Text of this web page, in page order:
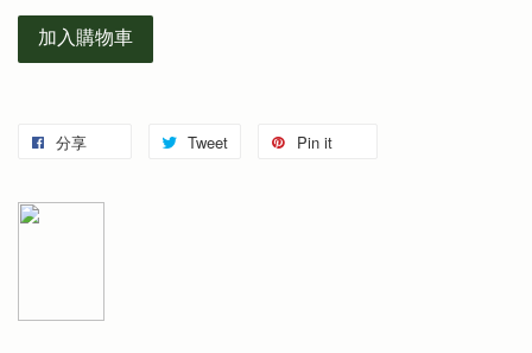
加入購物車
分享 Tweet Pin it